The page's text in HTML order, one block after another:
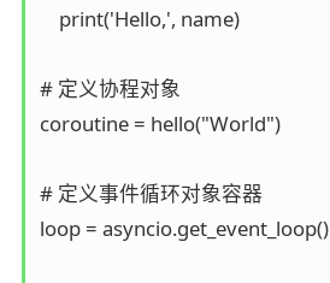
    print('Hello,', name)
# 定义协程对象
coroutine = hello("World")
# 定义事件循环对象容器
loop = asyncio.get_event_loop()